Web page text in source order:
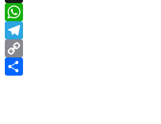
X
WhatsApp
Telegram
Copy